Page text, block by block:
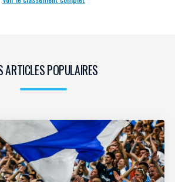
ARTICLES POPULAIRES